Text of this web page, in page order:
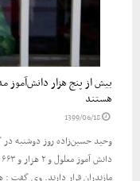
بیش از پنج هزار
هستند
1399/06/18